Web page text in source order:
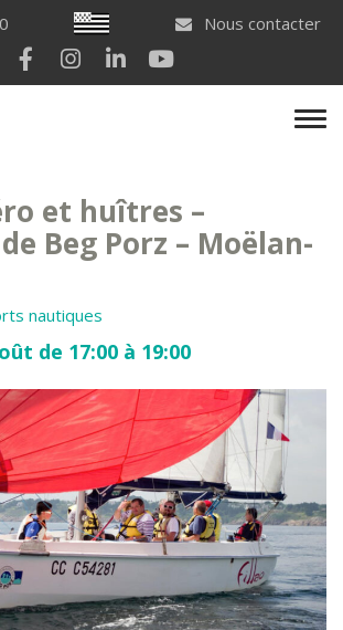
Breton
Nous contacter
Lien vers le compte Facebook
Lien vers le compte Instagram
Lien vers le compte
et huîtres –
Beg Porz – Moëlan-
nautiques
de 17:00 à 19:00